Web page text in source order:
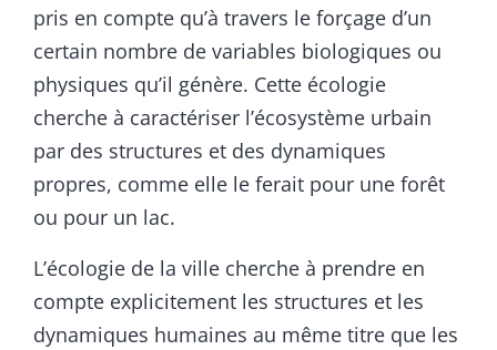
pris en compte qu’à travers le forçage d’un
certain nombre de variables biologiques ou
physiques qu’il génère. Cette écologie
cherche à caractériser l’écosystème urbain
par des structures et des dynamiques
propres, comme elle le ferait pour une forêt
ou pour un lac.
L’écologie de la ville cherche à prendre en
compte explicitement les structures et les
dynamiques humaines au même titre que les